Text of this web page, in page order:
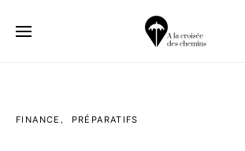
FINANCE PRÉPARATIFS